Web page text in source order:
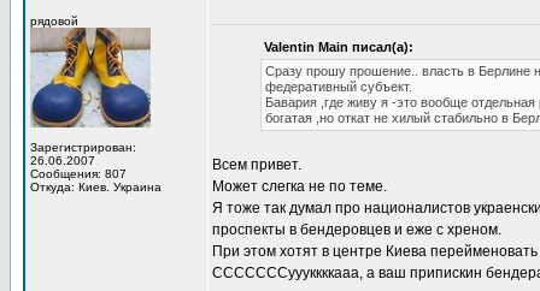
рядовой
Зарегистрирован:
26.06.2007
Сообщения: 807
Откуда: Киев. Украина
Valentin Main писал(а):
Сразу прошу прошение.. власть в Берлине
федеративный субъект.
Бавария ,где живу я -это вообще
богатая ,но откат не хилый стабильно в
Всем привет.
Может слегка не по теме.
Я тоже так думал про националистов
проспекты в бендеровцев и еже с хреном.
При этом хотят в центре Киева
СССССССуууккккааа, а ваш припискин